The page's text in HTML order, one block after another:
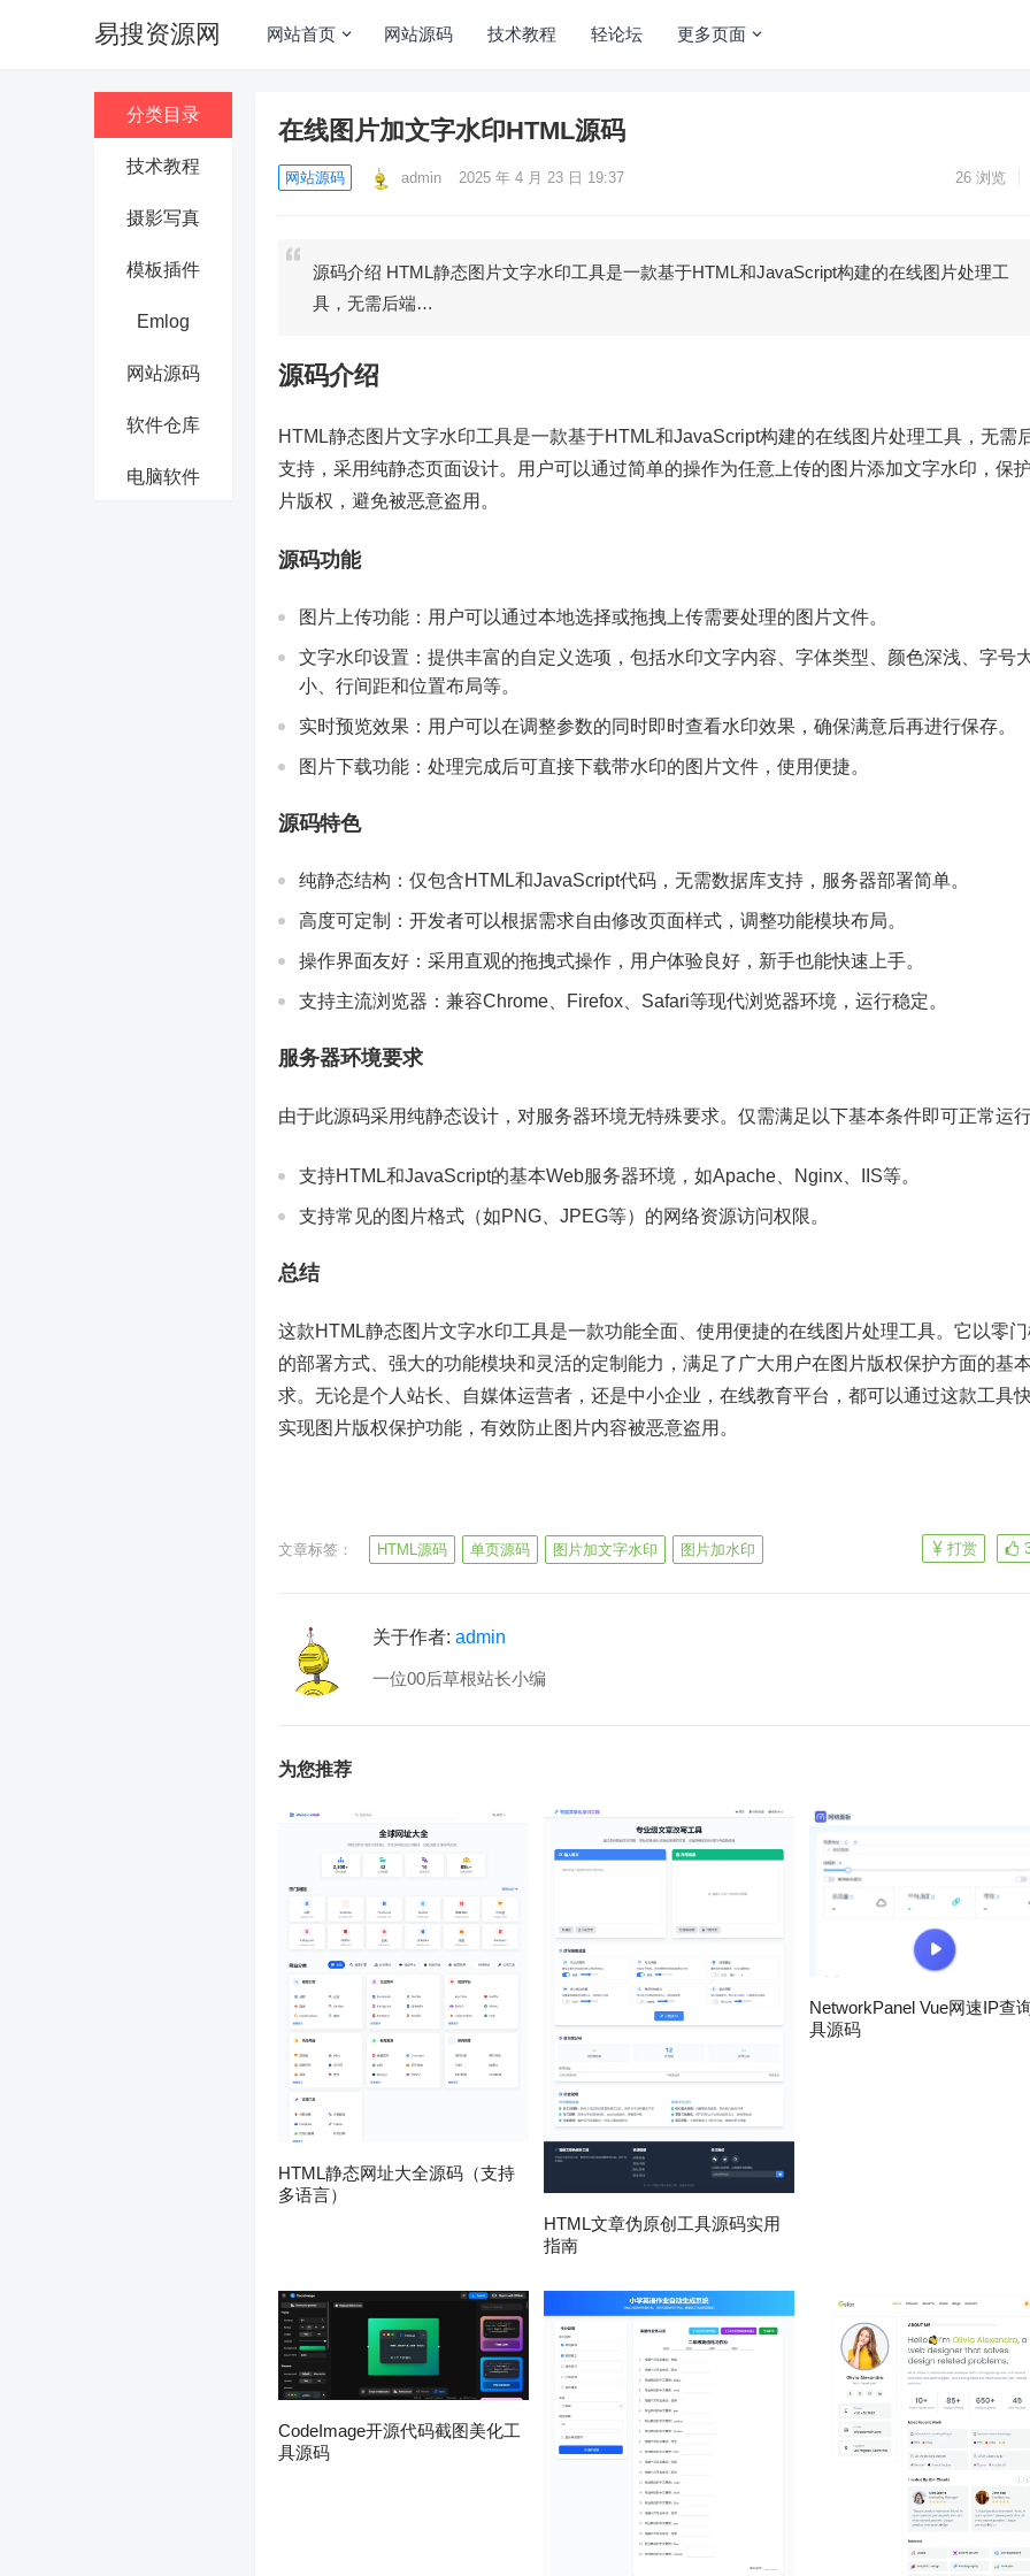
易搜资源网 网站首页 网站源码 技术教程 轻论坛 更多页面
分类目录
技术教程
摄影写真
模板插件
Emlog
网站源码
软件仓库
电脑软件
在线图片加文字水印HTML源码
网站源码 admin 2025 年 4 月 23 日 19:37 26 浏览
源码介绍 HTML静态图片文字水印工具是一款基于HTML和JavaScript构建的在线图片处理工
具，无需后端…
源码介绍
HTML静态图片文字水印工具是一款基于HTML和JavaScript构建的在线图片处理工具，无需
支持，采用纯静态页面设计。用户可以通过简单的操作为任意上传的图片添加文字水印，保
片版权，避免被恶意盗用。
源码功能
图片上传功能：用户可以通过本地选择或拖拽上传需要处理的图片文件。
文字水印设置：提供丰富的自定义选项，包括水印文字内容、字体类型、颜色深浅、字号
小、行间距和位置布局等。
实时预览效果：用户可以在调整参数的同时即时查看水印效果，确保满意后再进行保存。
图片下载功能：处理完成后可直接下载带水印的图片文件，使用便捷。
源码特色
纯静态结构：仅包含HTML和JavaScript代码，无需数据库支持，服务器部署简单。
高度可定制：开发者可以根据需求自由修改页面样式，调整功能模块布局。
操作界面友好：采用直观的拖拽式操作，用户体验良好，新手也能快速上手。
支持主流浏览器：兼容Chrome、Firefox、Safari等现代浏览器环境，运行稳定。
服务器环境要求
由于此源码采用纯静态设计，对服务器环境无特殊要求。仅需满足以下基本条件即可正常运行
支持HTML和JavaScript的基本Web服务器环境，如Apache、Nginx、IIS等。
支持常见的图片格式（如PNG、JPEG等）的网络资源访问权限。
总结
这款HTML静态图片文字水印工具是一款功能全面、使用便捷的在线图片处理工具。它以零
的部署方式、强大的功能模块和灵活的定制能力，满足了广大用户在图片版权保护方面的基
求。无论是个人站长、自媒体运营者，还是中小企业，在线教育平台，都可以通过这款工具
实现图片版权保护功能，有效防止图片内容被恶意盗用。
文章标签： HTML源码 单页源码 图片加文字水印 图片加水印 打赏
关于作者: admin
一位00后草根站长小编
为您推荐
HTML静态网址大全源码（支持
多语言）
HTML文章伪原创工具源码实用
指南
NetworkPanel Vue网速IP查
具源码
CodeImage开源代码截图美化工
具源码